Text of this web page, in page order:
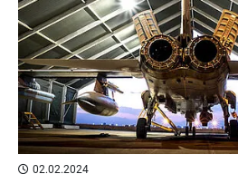
02.02.2024